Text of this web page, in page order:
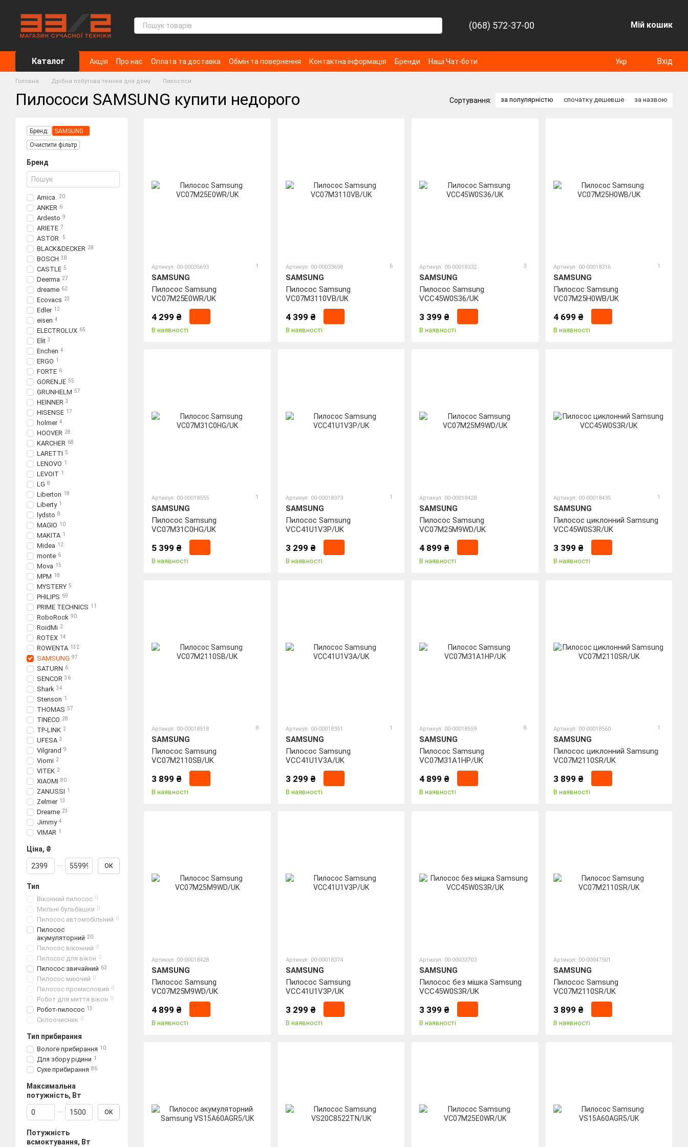
(068) 572-37-00 Мій кошик
Каталог Акція Про нас Оплата та доставка Обмін та повернення Контактна інформація Бренди Наші Чат-боти Укр Вхід
Головна Дрібна побутова техніка для дому Пилососи
Пилососи SAMSUNG купити недорого Сортування: за популярністю спочатку дешевше за назвою
Артикул: 00-00035693 1
SAMSUNG
Пилосос Samsung
VC07M25E0WR/UK
4 299 ₴
В наявності
Артикул: 00-00033698 6
SAMSUNG
Пилосос Samsung
VC07M3110VB/UK
4 399 ₴
В наявності
Артикул: 00-00018332 3
SAMSUNG
Пилосос Samsung
VCC45W0S36/UK
3 399 ₴
В наявності
Артикул: 00-00018316 1
SAMSUNG
Пилосос Samsung
VC07M25H0WB/UK
4 699 ₴
В наявності
Артикул: 00-00018555 1
SAMSUNG
Пилосос Samsung
VC07M31C0HG/UK
5 399 ₴
В наявності
Артикул: 00-00018373 1
SAMSUNG
Пилосос Samsung
VCC41U1V3P/UK
3 299 ₴
В наявності
Артикул: 00-00018428
SAMSUNG
Пилосос Samsung
VC07M25M9WD/UK
4 899 ₴
В наявності
Артикул: 00-00018435 1
SAMSUNG
Пилосос циклонний Samsung
VCC45W0S3R/UK
3 399 ₴
В наявності
Артикул: 00-00018518 8
SAMSUNG
Пилосос Samsung
VC07M2110SB/UK
3 899 ₴
В наявності
Артикул: 00-00018351 1
SAMSUNG
Пилосос Samsung
VCC41U1V3A/UK
3 299 ₴
В наявності
Артикул: 00-00018559 8
SAMSUNG
Пилосос Samsung
VC07M31A1HP/UK
4 899 ₴
В наявності
Артикул: 00-00018560 1
SAMSUNG
Пилосос циклонний Samsung
VC07M2110SR/UK
3 899 ₴
В наявності
Артикул: 00-00018428
SAMSUNG
Пилосос Samsung
VC07M25M9WD/UK
4 899 ₴
В наявності
Артикул: 00-00018374
SAMSUNG
Пилосос Samsung
VCC41U1V3P/UK
3 299 ₴
В наявності
Артикул: 00-00033703
SAMSUNG
Пилосос без мішка Samsung
VCC45W0S3R/UK
3 399 ₴
В наявності
Артикул: 00-00047501
SAMSUNG
Пилосос Samsung
VC07M2110SR/UK
3 899 ₴
В наявності
Бренд:
SAMSUNG
Очистити фільтр
Бренд
Amica 20
ANKER 6
Ardesto 9
ARIETE 7
ASTOR 5
BLACK&DECKER 28
BOSCH 38
CASTLE 5
Deerma 27
dreame 62
Ecovacs 23
Edler 12
eisen 4
ELECTROLUX 65
Elit 3
Enchen 4
ERGO 1
FORTE 6
GORENJE 55
GRUNHELM 57
HEINNER 3
HISENSE 17
holmer 4
HOOVER 28
KARCHER 68
LARETTI 5
LENOVO 1
LEVOIT 1
LG 8
Liberton 18
Liberty 1
lydsto 8
MAGIO 10
MAKITA 1
Midea 12
monte 6
Mova 15
MPM 18
MYSTERY 5
PHILIPS 69
PRIME TECHNICS 11
RoboRock 90
RoidMi 2
ROTEX 14
ROWENTA 132
SAMSUNG 97
SATURN 6
SENCOR 36
Shark 34
Stenson 1
THOMAS 57
TINECO 28
TP-LINK 2
UFESA 3
Vilgrand 9
Viomi 2
VITEK 2
XIAOMI 80
ZANUSSI 1
Zelmer 13
Dreame 23
Jimmy 4
VIMAR 1
Ціна, ₴
Від Ціна, ₴
До Ціна, ₴ ОК
Тип
Віконний пилосос 0
Мильні бульбашки 0
Пилосос автомобільний 0
Пилосос
акумуляторний 20
Пилосос віконний 0
Пилосос для вікон 0
Пилосос звичайний 62
Пилосос миючий 0
Пилосос промисловий 0
Робот для миття вікон 0
Робот-пилосос 13
Склоочисник 0
Тип прибирання
Вологе прибирання 10
Для збору рідини 1
Сухе прибирання 86
Максимальна
потужність, Вт
Від Максимальна потужність, Вт
До Максимальна потужність, Вт
ОК
Потужність
всмоктування, Вт